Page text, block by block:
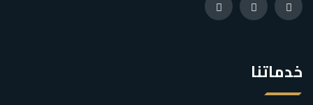
خدماتنا